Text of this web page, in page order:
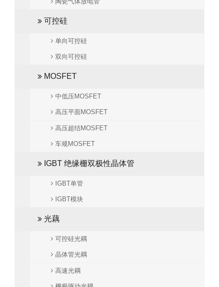
可控硅
单向可控硅
双向可控硅
MOSFET
中低压MOSFET
高压平面MOSFET
高压超结MOSFET
车规MOSFET
IGBT 绝缘栅双极性晶体管
IGBT单管
IGBT模块
光藕
可控硅光耦
晶体管光耦
高速光耦